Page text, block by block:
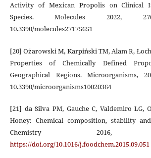
Activity of Mexican Propolis on Clinical
Species. Molecules 2022,
10.3390/molecules27175651
[20] Ożarowski M, Karpiński TM, Alam R,
Properties of Chemically Defined
Geographical Regions. Microorganisms,
10.3390/microorganisms10020364
[21] da Silva PM, Gauche C, Valdemiro LG,
Honey: Chemical composition, stability
Chemistry 2016,
https://doi.org/10.1016/j.foodchem.2015.09.051